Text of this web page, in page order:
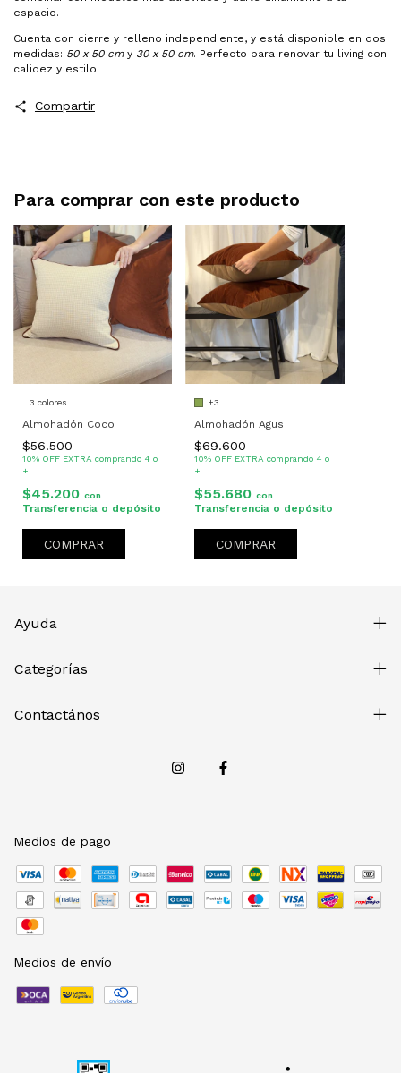
espacio.
Cuenta con cierre y relleno independiente, y está disponible en dos
medidas: 50 x 50 cmy 30 x 50 cm. Perfecto para renovar tu living con
calidez y estilo.
Compartir
Para comprar con este producto
3 colores
Almohadón Coco
$56.500
10% OFF EXTRA comprando 4 o
+
$45.200 con
Transferencia o depósito
COMPRAR
+3
Almohadón Agus
$69.600
10% OFF EXTRA comprando 4 o
+
$55.680con
Transferencia o depósito
COMPRAR
Ayuda
Categorías
Contactános
Medios de pago
Medios de envío